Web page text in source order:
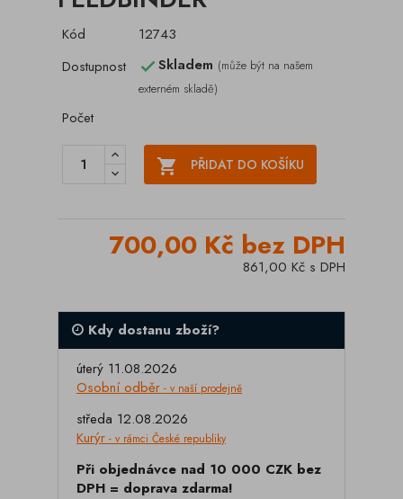
Kód
12743
Dostupnost
Skladem (může být na našem
externém skladě)
Počet
 PŘIDAT DO KOŠÍKU
700,00 Kč bez DPH
861,00 Kč s DPH
Kdy dostanu zboží?
úterý 11.08.2026
Osobní odběr - v naší prodejně
středa 12.08.2026
Kurýr - v rámci České republiky
Při objednávce nad 10 000 CZK bez
DPH = doprava zdarma!